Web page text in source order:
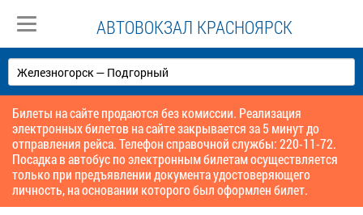
АВТОВОКЗАЛ КРАСНОЯРСК
Билеты на сайте продаются без комиссии. Реализация
электронных билетов на сайте закрывается за 5 минут до
отправления рейса. Телефон справочной службы: 220-11-72.
Посадка в автобус по электронным билетам осуществляется
только при предъявлении документа удостоверяющего
личность, на основании которого был оформлен билет.